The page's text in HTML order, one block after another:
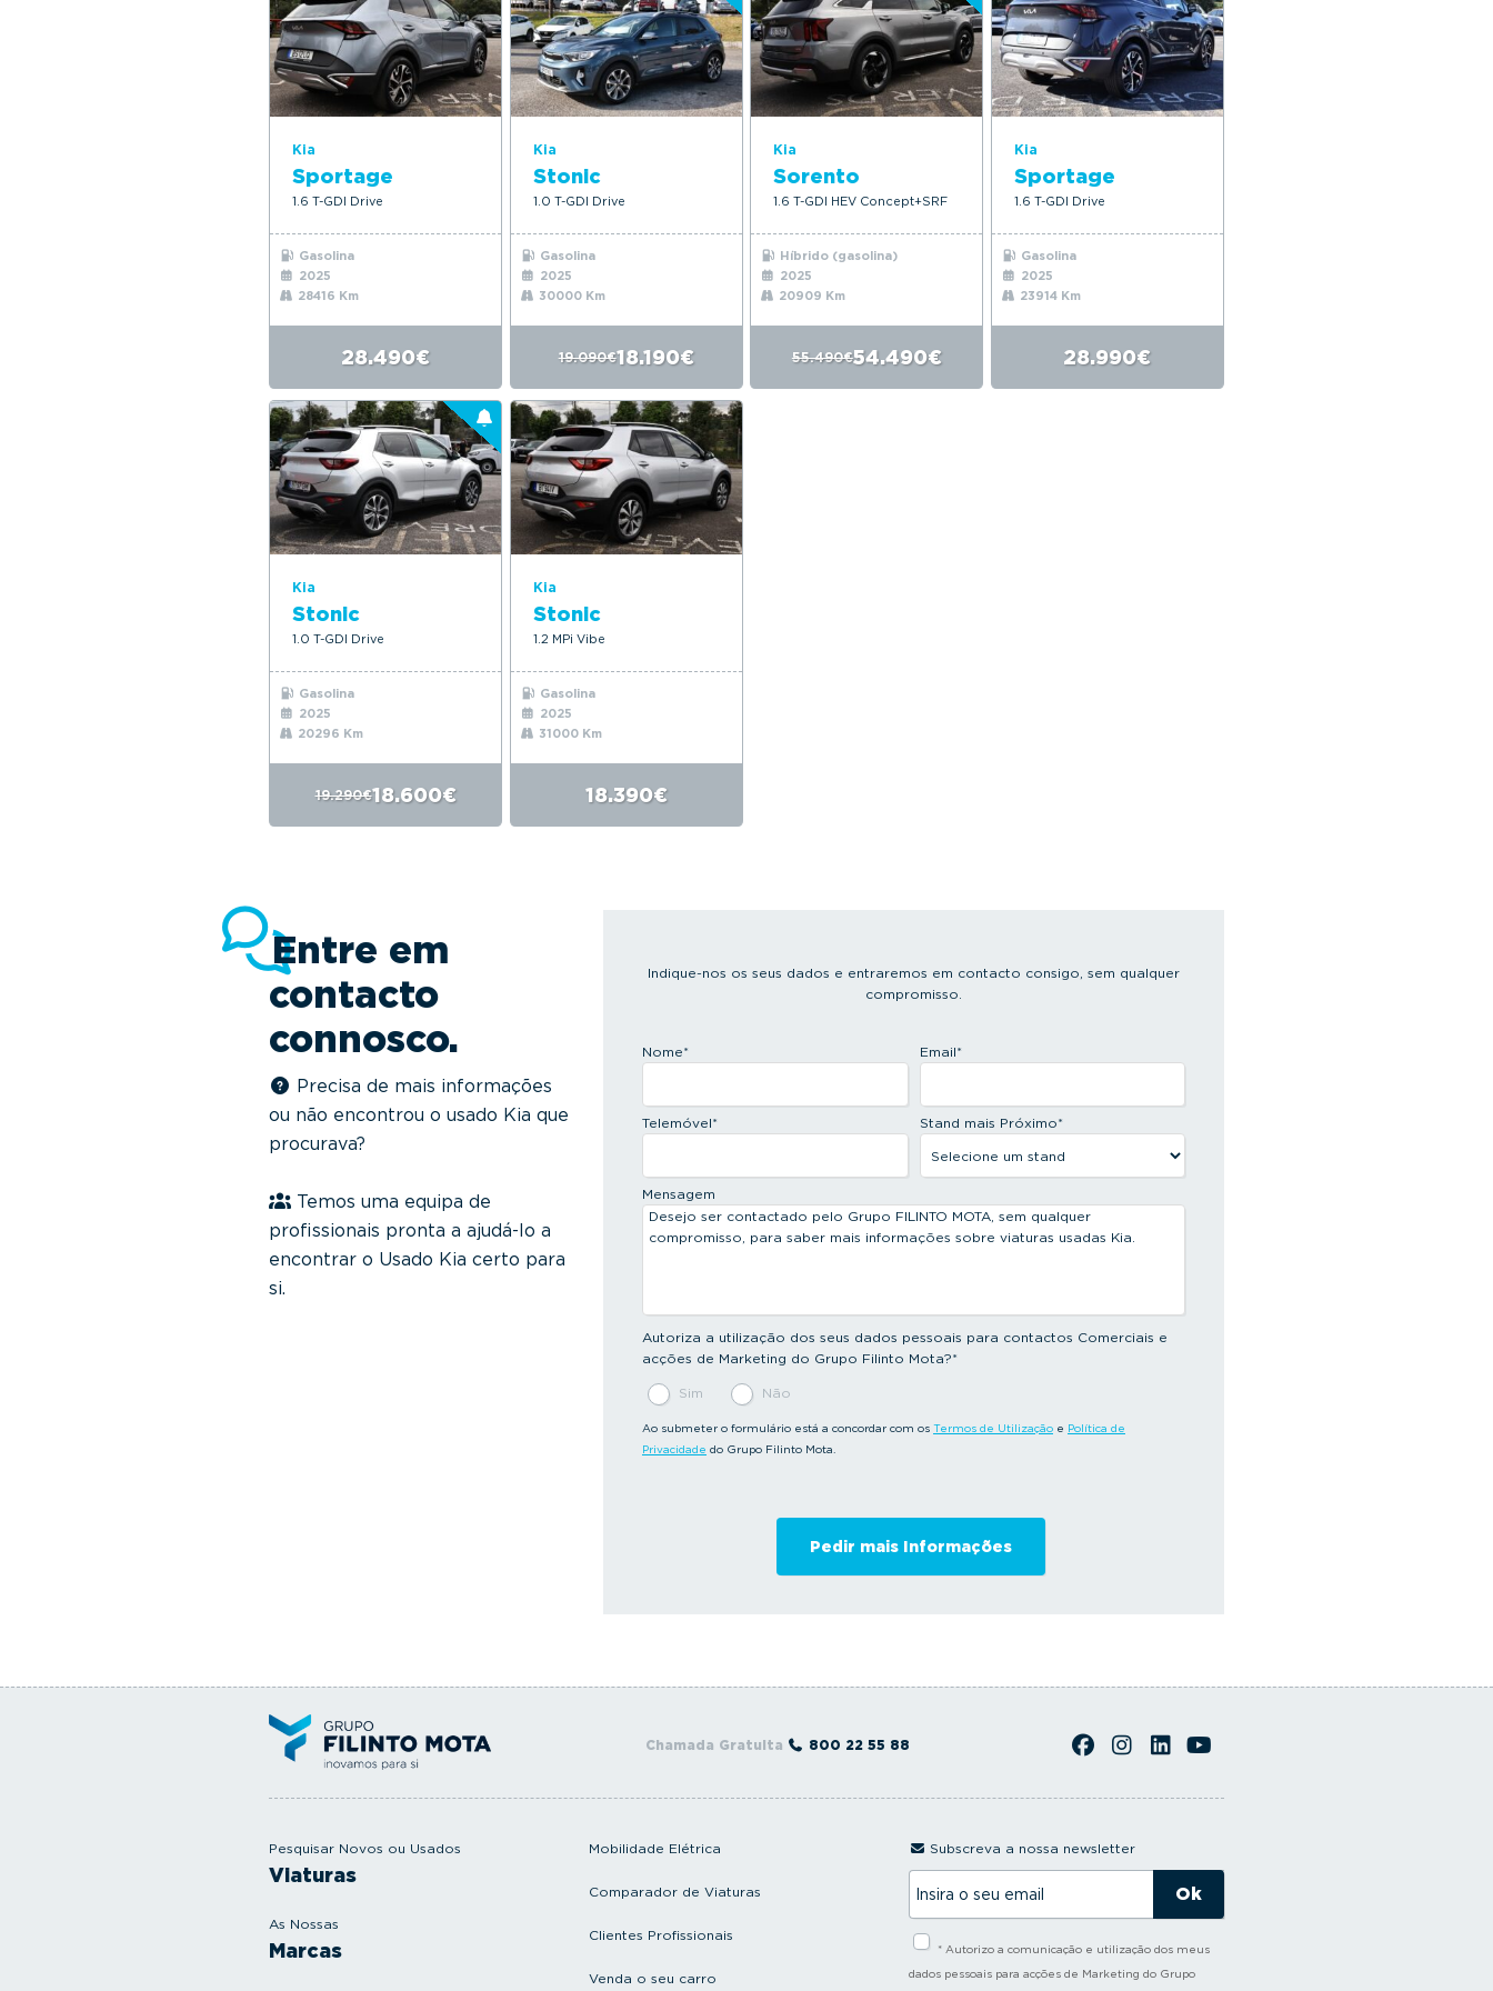
Kia
Sportage
1.6 T-GDI Drive
Gasolina
2025
28416 Km
28.490€
Kia
Stonic
1.0 T-GDI Drive
Gasolina
2025
30000 Km
19.090€18.190€
Kia
Sorento
1.6 T-GDI HEV Concept+SRF
Híbrido (gasolina)
2025
20909 Km
55.490€54.490€
Kia
Sportage
1.6 T-GDI Drive
Gasolina
2025
23914 Km
28.990€
Kia
Stonic
1.0 T-GDI Drive
Gasolina
2025
20296 Km
19.290€18.600€
Kia
Stonic
1.2 MPi Vibe
Gasolina
2025
31000 Km
18.390€
Entre em
contacto
connosco.
Precisa de mais informações
ou não encontrou o usado Kia que
procurava?
Temos uma equipa de
profissionais pronta a ajudá-lo a
encontrar o Usado Kia certo para
si.
Indique-nos os seus dados e entraremos em contacto consigo, sem qualquer
compromisso.
Nome* Email*
Telemóvel* Stand mais Próximo*
Mensagem
Autoriza a utilização dos seus dados pessoais para contactos Comerciais e
acções de Marketing do Grupo Filinto Mota?*
Sim Não
Ao submeter o formulário está a concordar com os Termos de Utilização e Política de
Privacidade do Grupo Filinto Mota.
Chamada Gratuita 800 22 55 88
Pesquisar Novos ou Usados
Viaturas
As Nossas
Marcas
Mobilidade Elétrica
Comparador de Viaturas
Clientes Profissionais
Venda o seu carro
Subscreva a nossa newsletter
s
r
a
* Autorizo a comunicação e utilização dos meus
dados pessoais para acções de Marketing do Grupo